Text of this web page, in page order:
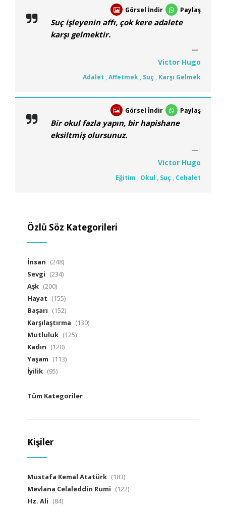
Görsel İndir Paylaş
Suç işleyenin affı, çok kere adalete
karşı gelmektir.
Victor Hugo
Adalet , Affetmek , Suç , Karşı Gelmek
Görsel İndir Paylaş
Bir okul fazla yapın, bir hapishane
eksiltmiş olursunuz.
Victor Hugo
Eğitim , Okul , Suç , Cehalet
Özlü Söz Kategorileri
İnsan (248)
Sevgi (234)
Aşk (200)
Hayat (155)
Başarı (152)
Karşılaştırma (130)
Mutluluk (125)
Kadın (120)
Yaşam (113)
İyilik (95)
Tüm Kategoriler
Kişiler
Mustafa Kemal Atatürk (183)
Mevlana Celaleddin Rumi (122)
Hz. Ali (84)